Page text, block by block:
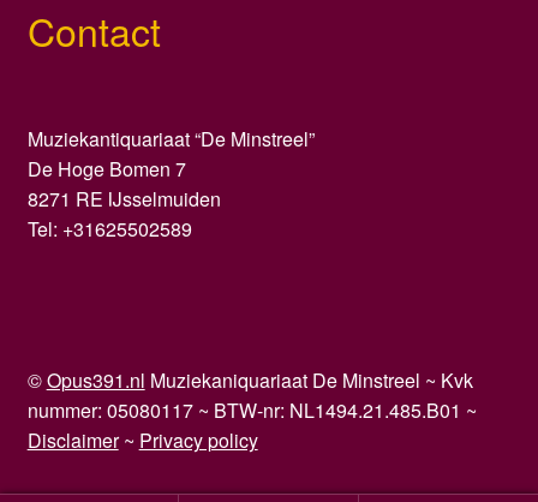
Contact
Muziekantiquariaat “De Minstreel”
De Hoge Bomen 7
8271 RE IJsselmuiden
Tel: +31625502589
©Opus391.nl Muziekaniquariaat De Minstreel ~ Kvk
nummer: 05080117 ~ BTW-nr: NL1494.21.485.B01 ~
Disclaimer~ Privacy policy